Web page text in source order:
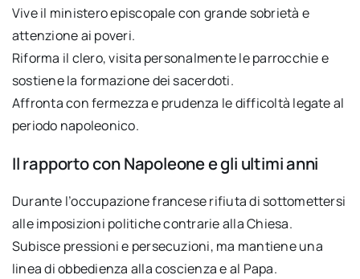
Vive il ministero episcopale con grande sobrietà e
attenzione ai poveri.
Riforma il clero, visita personalmente le parrocchie e
sostiene la formazione dei sacerdoti.
Affronta con fermezza e prudenza le difficoltà legate al
periodo napoleonico.
Il rapporto con Napoleone e gli ultimi anni
Durante l’occupazione francese rifiuta di sottomettersi
alle imposizioni politiche contrarie alla Chiesa.
Subisce pressioni e persecuzioni, ma mantiene una
linea di obbedienza alla coscienza e al Papa.